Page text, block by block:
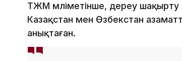
ТЖМ мәліметінше, дереу
Казақстан мен Өзбекстан
анықтаған.